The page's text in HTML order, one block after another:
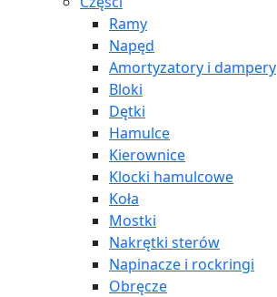
Ramy
Napęd
Amortyzatory i dampery
Bloki
Dętki
Hamulce
Kierownice
Klocki hamulcowe
Koła
Mostki
Nakrętki sterów
Napinacze i rockringi
Obręcze